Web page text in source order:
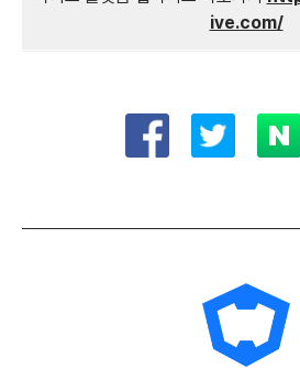
ive.com/